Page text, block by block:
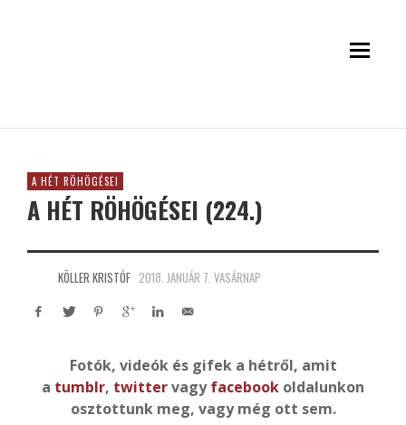
A HÉT RÖHÖGÉSEI
A HÉT RÖHÖGÉSEI (224.)
KÖLLER KRISTÓF 2018. JANUÁR 7. VASÁRNAP
Fotók, videók és gifek a hétről, amit
a tumblr, twittervagyfacebook oldalunkon
osztottunk meg, vagy még ott sem.